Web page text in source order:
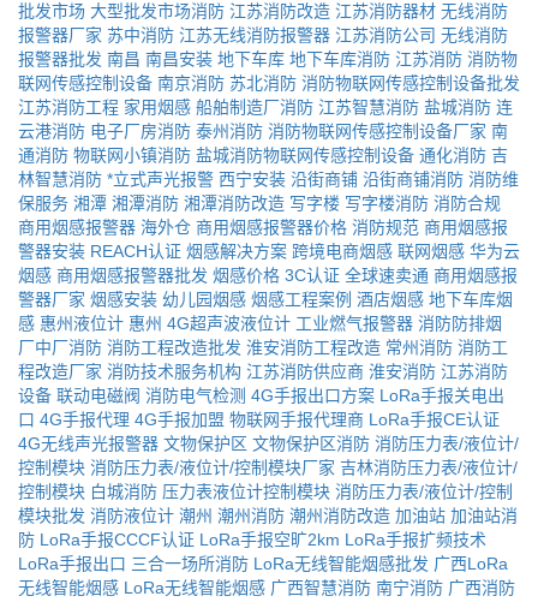
批发市场 大型批发市场消防 江苏消防改造 江苏消防器材 无线消防
报警器厂家 苏中消防 江苏无线消防报警器 江苏消防公司 无线消防
报警器批发 南昌 南昌安装 地下车库 地下车库消防 江苏消防 消防物
联网传感控制设备 南京消防 苏北消防 消防物联网传感控制设备批发
江苏消防工程 家用烟感 船舶制造厂消防 江苏智慧消防 盐城消防 连
云港消防 电子厂房消防 泰州消防 消防物联网传感控制设备厂家 南
通消防 物联网小镇消防 盐城消防物联网传感控制设备 通化消防 吉
林智慧消防 *立式声光报警 西宁安装 沿街商铺 沿街商铺消防 消防维
保服务 湘潭 湘潭消防 湘潭消防改造 写字楼 写字楼消防 消防合规
商用烟感报警器 海外仓 商用烟感报警器价格 消防规范 商用烟感报
警器安装 REACH认证 烟感解决方案 跨境电商烟感 联网烟感 华为云
烟感 商用烟感报警器批发 烟感价格 3C认证 全球速卖通 商用烟感报
警器厂家 烟感安装 幼儿园烟感 烟感工程案例 酒店烟感 地下车库烟
感 惠州液位计 惠州 4G超声波液位计 工业燃气报警器 消防防排烟
厂中厂消防 消防工程改造批发 淮安消防工程改造 常州消防 消防工
程改造厂家 消防技术服务机构 江苏消防供应商 淮安消防 江苏消防
设备 联动电磁阀 消防电气检测 4G手报出口方案 LoRa手报关电出
口 4G手报代理 4G手报加盟 物联网手报代理商 LoRa手报CE认证
4G无线声光报警器 文物保护区 文物保护区消防 消防压力表/液位计/
控制模块 消防压力表/液位计/控制模块厂家 吉林消防压力表/液位计/
控制模块 白城消防 压力表液位计控制模块 消防压力表/液位计/控制
模块批发 消防液位计 潮州 潮州消防 潮州消防改造 加油站 加油站消
防 LoRa手报CCCF认证 LoRa手报空旷2km LoRa手报扩频技术
LoRa手报出口 三合一场所消防 LoRa无线智能烟感批发 广西LoRa
无线智能烟感 LoRa无线智能烟感 广西智慧消防 南宁消防 广西消防